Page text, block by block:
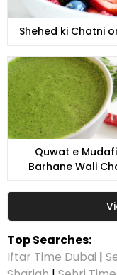
Shehed ki Chatni
Quwat e
Barhane Wali
Top Searches:
Iftar Time Dubai |